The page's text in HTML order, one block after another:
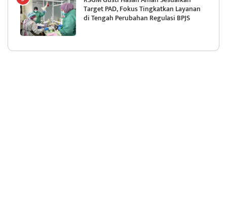
Target PAD, Fokus Tingkatkan Layanan
di Tengah Perubahan Regulasi BPJS